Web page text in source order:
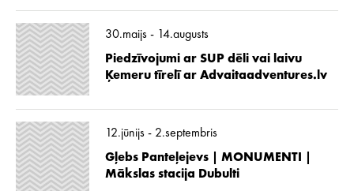
30.maijs - 14.augusts
Piedzīvojumi ar SUP dēli vai laivu
Ķemeru tīrelī ar Advaitaadventures.lv
12.jūnijs - 2.septembris
Gļebs Panteļejevs | MONUMENTI |
Mākslas stacija Dubulti